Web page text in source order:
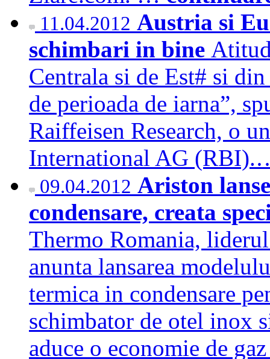
11.04.2012 Austria si
schimbari in bine
Centrala si de Est# si
de perioada de iarna”,
Raiffeisen Research, o
International AG
09.04.2012 Ariston
condensare, creata
Thermo Romania,
anunta lansarea
termica in condensare
schimbator de otel inox
aduce o economie de